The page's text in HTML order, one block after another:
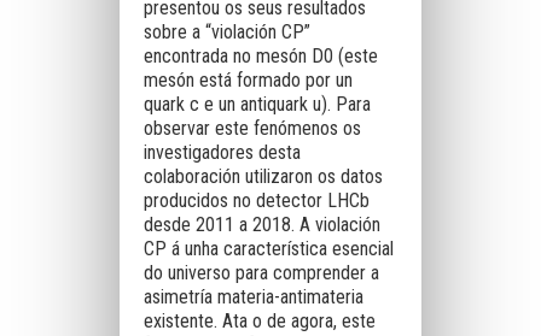
presentou os seus resultados
sobre a “violación CP”
encontrada no mesón D0 (este
mesón está formado por un
quark c e un antiquark u). Para
observar este fenómenos os
investigadores desta
colaboración utilizaron os datos
producidos no detector LHCb
desde 2011 a 2018. A violación
CP á unha característica esencial
do universo para comprender a
asimetría materia-antimateria
existente. Ata o de agora, este